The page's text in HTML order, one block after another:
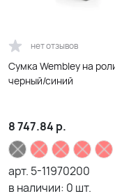
нет отзывов
Сумка Wembley на
черный/синий
8 747.84 р.
арт. 5-11970200
в наличии: 0 шт.